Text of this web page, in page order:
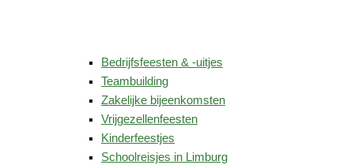
Bedrijfsfeesten & -uitjes
Teambuilding
Zakelijke bijeenkomsten
Vrijgezellenfeesten
Kinderfeestjes
Schoolreisjes in Limburg